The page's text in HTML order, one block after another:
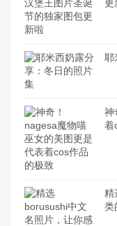
更
耶
神
着
精
类